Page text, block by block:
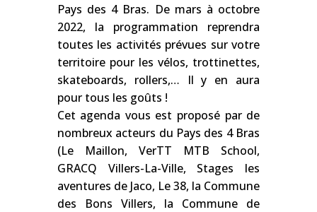
Pays des 4 Bras. De mars à octobre
2022, la programmation reprendra
toutes les activités prévues sur votre
territoire pour les vélos, trottinettes,
skateboards, rollers,… Il y en aura
pour tous les goûts !
Cet agenda vous est proposé par de
nombreux acteurs du Pays des 4 Bras
(Le Maillon, VerTT MTB School,
GRACQ Villers-La-Ville, Stages les
aventures de Jaco, Le 38, la Commune
des Bons Villers, la Commune de